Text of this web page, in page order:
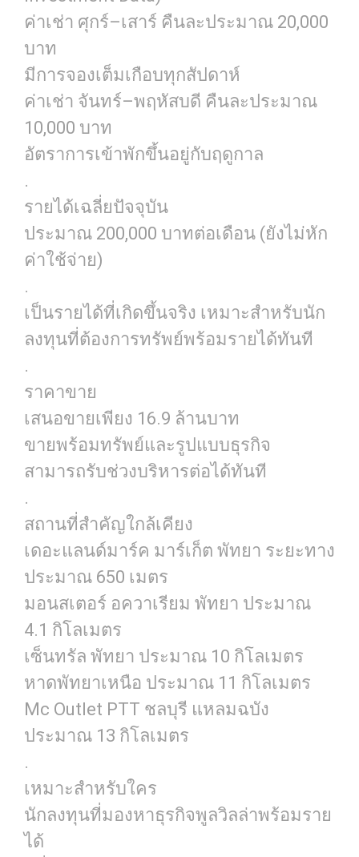
ค่าเช่า ศุกร์–เสาร์ คืนละประมาณ 20,000
บาท
มีการจองเต็มเกือบทุกสัปดาห์
ค่าเช่า จันทร์–พฤหัสบดี คืนละประมาณ
10,000 บาท
อัตราการเข้าพักขึ้นอยู่กับฤดูกาล
.
รายได้เฉลี่ยปัจจุบัน
ประมาณ 200,000 บาทต่อเดือน (ยังไม่หัก
ค่าใช้จ่าย)
.
เป็นรายได้ที่เกิดขึ้นจริง เหมาะสำหรับนัก
ลงทุนที่ต้องการทรัพย์พร้อมรายได้ทันที
.
ราคาขาย
เสนอขายเพียง 16.9 ล้านบาท
ขายพร้อมทรัพย์และรูปแบบธุรกิจ
สามารถรับช่วงบริหารต่อได้ทันที
.
สถานที่สำคัญใกล้เคียง
เดอะแลนด์มาร์ค มาร์เก็ต พัทยา ระยะทาง
ประมาณ 650 เมตร
มอนสเตอร์ อควาเรียม พัทยา ประมาณ
4.1 กิโลเมตร
เซ็นทรัล พัทยา ประมาณ 10 กิโลเมตร
หาดพัทยาเหนือ ประมาณ 11 กิโลเมตร
Mc Outlet PTT ชลบุรี แหลมฉบัง
ประมาณ 13 กิโลเมตร
.
เหมาะสำหรับใคร
นักลงทุนที่มองหาธุรกิจพูลวิลล่าพร้อมราย
ได้